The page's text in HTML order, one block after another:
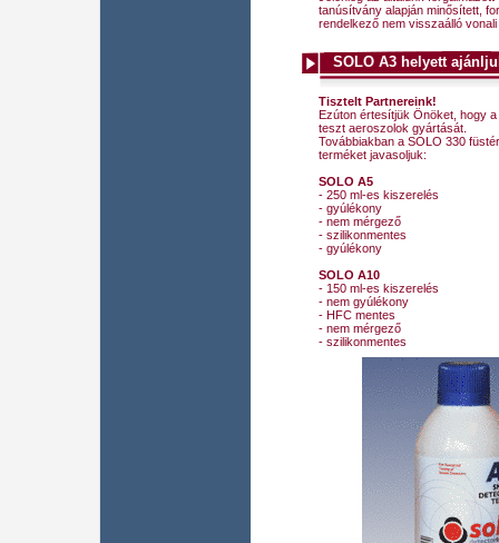
tanúsítvány alapján minősített,
rendelkező nem visszaálló
SOLO A3 helyett
Tisztelt Partnereink!
Ezúton értesítjük Önöket, hogy
teszt aeroszolok gyártását.
Továbbiakban a SOLO 330
terméket javasoljuk:
SOLO A5
- 250 ml-es kiszerelés
- gyúlékony
- nem mérgező
- szilikonmentes
- gyúlékony
SOLO A10
- 150 ml-es kiszerelés
- nem gyúlékony
- HFC mentes
- nem mérgező
- szilikonmentes